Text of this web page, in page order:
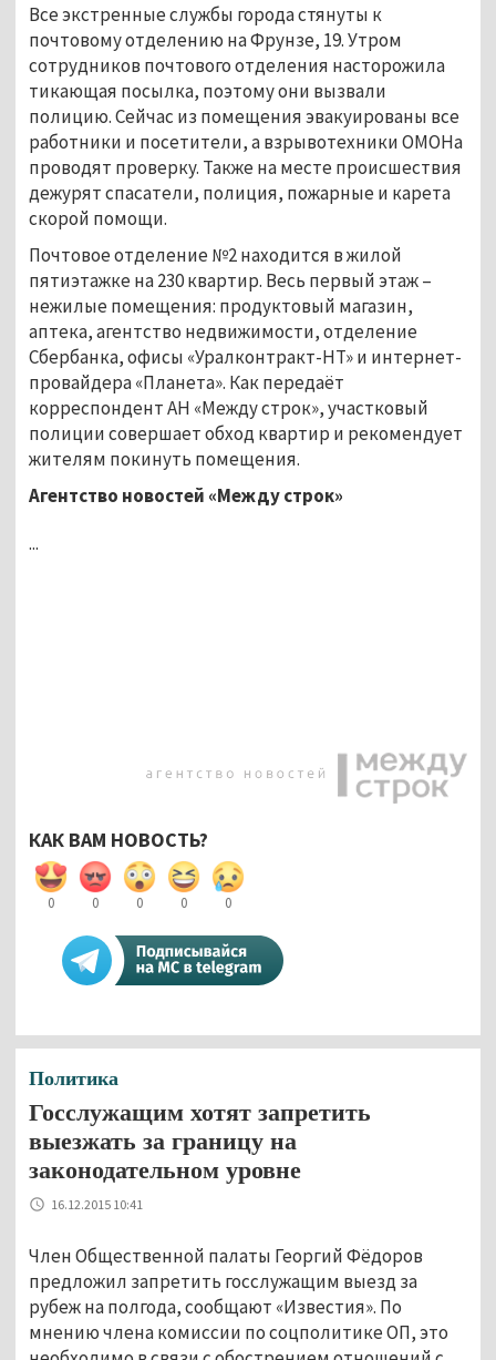
Все экстренные службы города стянуты к
почтовому отделению на Фрунзе, 19. Утром
сотрудников почтового отделения насторожила
тикающая посылка, поэтому они вызвали
полицию. Сейчас из помещения эвакуированы все
работники и посетители, а взрывотехники ОМОНа
проводят проверку. Также на месте происшествия
дежурят спасатели, полиция, пожарные и карета
скорой помощи.
Почтовое отделение №2 находится в жилой
пятиэтажке на 230 квартир. Весь первый этаж –
нежилые помещения: продуктовый магазин,
аптека, агентство недвижимости, отделение
Сбербанка, офисы «Уралконтракт-НТ» и интернет-
провайдера «Планета». Как передаёт
корреспондент АН «Между строк», участковый
полиции совершает обход квартир и рекомендует
жителям покинуть помещения.
Агентство новостей «Между строк»
...
КАК ВАМ НОВОСТЬ?
0 0 0 0 0
Политика
Госслужащим хотят запретить
выезжать за границу на
законодательном уровне
16.12.2015 10:41
Член Общественной палаты Георгий Фёдоров
предложил запретить госслужащим выезд за
рубеж на полгода, сообщают «Известия». По
мнению члена комиссии по соцполитике ОП, это